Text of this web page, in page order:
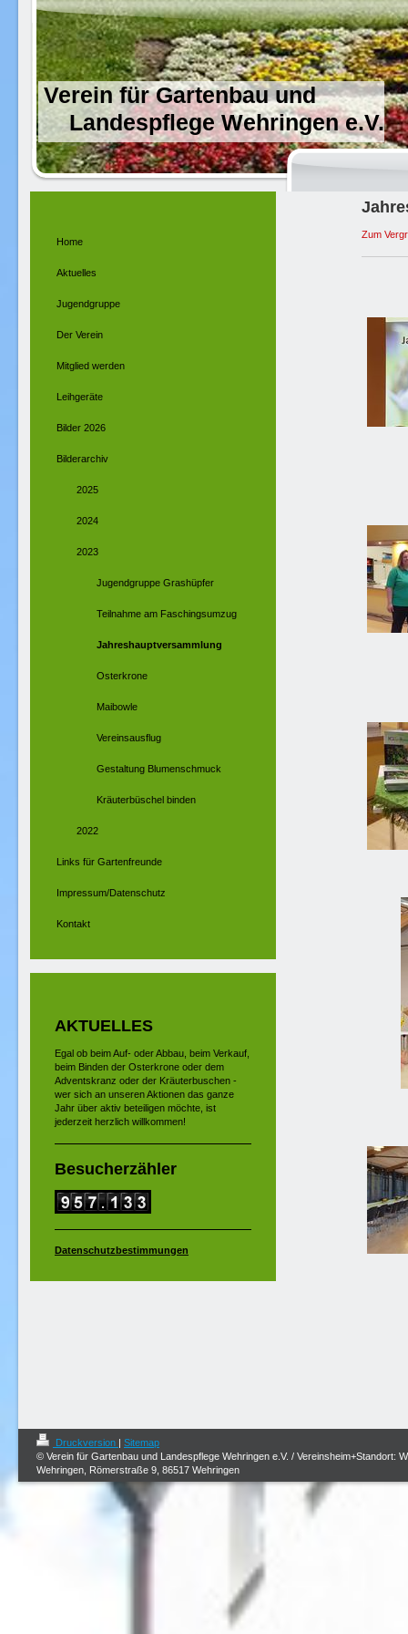
Verein für Gartenbau und
Landespflege Wehringen e.V.
Zum
Home
Aktuelles
Jugendgruppe
Der Verein
Mitglied werden
Leihgeräte
Bilder 2026
Bilderarchiv
2025
2024
2023
Jugendgruppe Grashüpfer
Teilnahme am Faschingsumzug
Jahreshauptversammlung
Osterkrone
Maibowle
Vereinsausflug
Gestaltung Blumenschmuck
Kräuterbüschel binden
2022
Links für Gartenfreunde
Impressum/Datenschutz
Kontakt
AKTUELLES
Egal ob beim Auf- oder Abbau, beim Verkauf,
beim Binden der Osterkrone oder dem
Adventskranz oder der Kräuterbuschen -
wer sich an unseren Aktionen das ganze
Jahr über aktiv beteiligen möchte, ist
jederzeit herzlich willkommen!
Besucherzähler
Datenschutzbestimmungen
Druckversion | Sitemap
© Verein für Gartenbau und Landespflege Wehringen e.V. / Vereinsheim+Standort:
Wehringen, Römerstraße 9, 86517 Wehringen